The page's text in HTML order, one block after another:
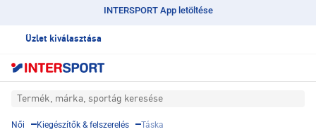
INTERSPORT App letöltése
Üzlet kiválasztása
Termék, márka, sportág keresése
Női Kiegészítők & felszerelés Táska